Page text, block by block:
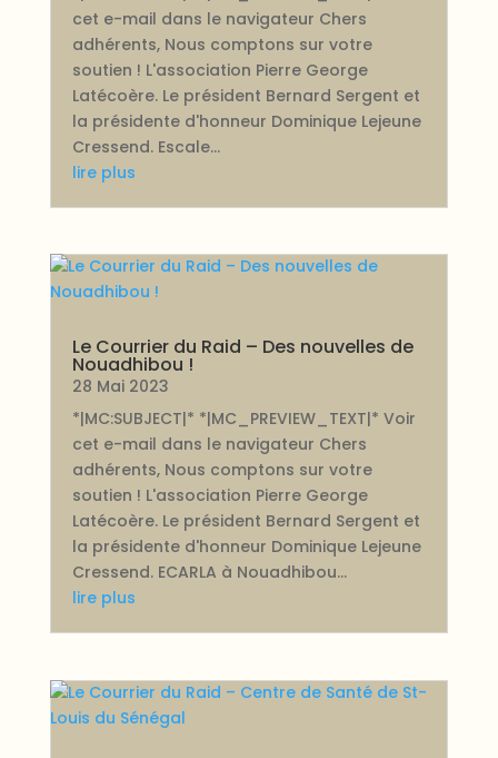
cet e-mail dans le navigateur Chers
adhérents, Nous comptons sur votre
soutien ! L'association Pierre George
Latécoère. Le président Bernard Sergent et
la présidente d'honneur Dominique Lejeune
Cressend. Escale...
lire plus
Le Courrier du Raid – Des nouvelles de
Nouadhibou !
28 Mai 2023
*|MC:SUBJECT|* *|MC_PREVIEW_TEXT|* Voir
cet e-mail dans le navigateur Chers
adhérents, Nous comptons sur votre
soutien ! L'association Pierre George
Latécoère. Le président Bernard Sergent et
la présidente d'honneur Dominique Lejeune
Cressend. ECARLA à Nouadhibou...
lire plus